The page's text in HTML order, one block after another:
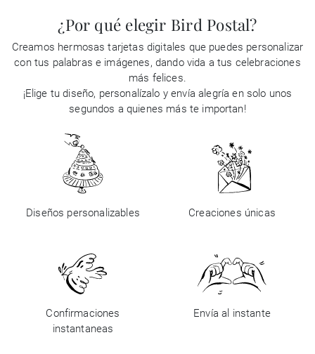
¿Por qué elegir Bird Postal?
Creamos hermosas tarjetas digitales que puedes personalizar
con tus palabras e imágenes, dando vida a tus celebraciones
más felices.
¡Elige tu diseño, personalízalo y envía alegría en solo unos
segundos a quienes más te importan!
Diseños personalizables Creaciones únicas
Confirmaciones
instantaneas
Envía al instante